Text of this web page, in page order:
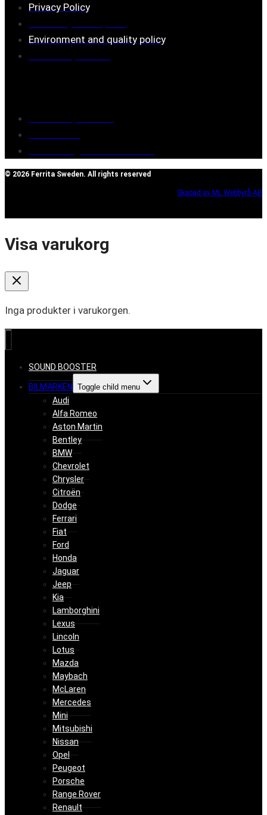
Privacy Policy
Environment and quality policy
© 2026 Ferrita Sweden. All rights reserved
Skapad av ML Webbyrå AB
Visa varukorg
Inga produkter i varukorgen.
SOUND BOOSTER
BILMÄRKEN Toggle child menu
Audi
Alfa Romeo
Aston Martin
Bentley
BMW
Chevrolet
Chrysler
Citroën
Dodge
Ferrari
Fiat
Ford
Honda
Jaguar
Jeep
Kia
Lamborghini
Lexus
Lincoln
Lotus
Mazda
Maybach
McLaren
Mercedes
Mini
Mitsubishi
Nissan
Opel
Peugeot
Porsche
Range Rover
Renault